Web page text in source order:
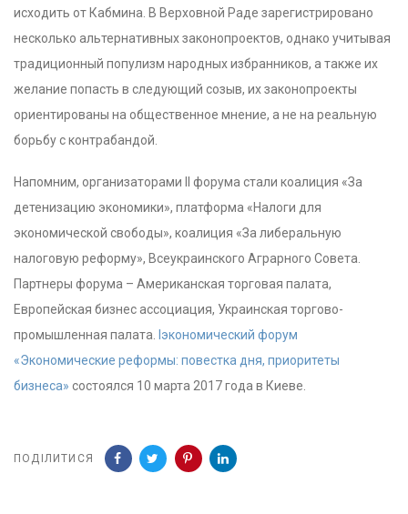
исходить от Кабмина. В Верховной Раде зарегистрировано
несколько альтернативных законопроектов, однако учитывая
традиционный популизм народных избранников, а также их
желание попасть в следующий созыв, их законопроекты
ориентированы на общественное мнение, а не на реальную
борьбу с контрабандой.
Напомним, организаторами ІІ форума стали коалиция «За
детенизацию экономики», платформа «Налоги для
экономической свободы», коалиция «За либеральную
налоговую реформу», Всеукраинского Аграрного Совета.
Партнеры форума – Американская торговая палата,
Eвропейская бизнес ассоциация, Украинская торгово-
промышленная палата.
Іэкономический форум
«Экономические реформы: повестка дня, приоритеты
бизнеса» состоялся 10 марта 2017 года в Киеве.
ПОДІЛИТИСЯ